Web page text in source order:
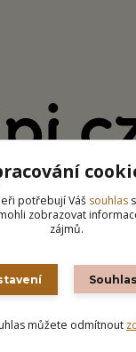
na Eshop-
potřebují Váš souhlas
zobrazovat
zájmů.
můžete odmítnout